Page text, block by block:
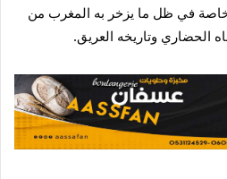
خاصة في ظل ما يزخر به المغرب من
الحضاري وتاريخه العريق.